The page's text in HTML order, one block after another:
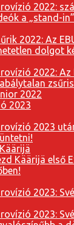
2022:
a „stand-
2022: Az
dolgot
2022: Az
2022
2023
2023
Käärijä első
2023:
2023: